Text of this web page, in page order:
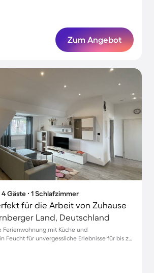
Zum Angebot
Gäste ∙ 1 Schlafzimmer
für die Arbeit von Zuhause
Land, Deutschland
Ferienwohnung mit Küche und
Feucht für unvergessliche Erlebnisse für bis zu